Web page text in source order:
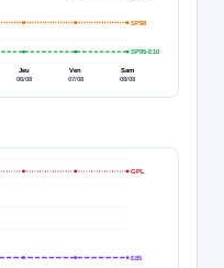
Jeu
06/08
Ven
07/08
Sam
08/08
SP95-E10
SP98
E85
GPL